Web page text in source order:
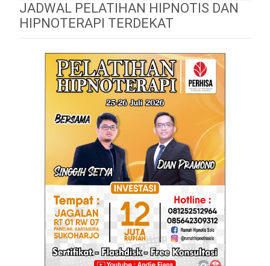
JADWAL PELATIHAN HIPNOTIS DAN
HIPNOTERAPI TERDEKAT